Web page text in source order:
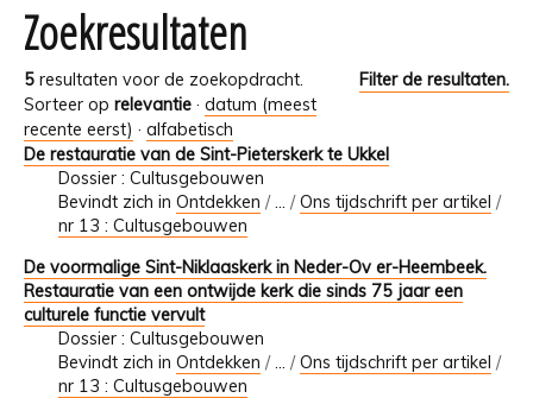
Zoekresultaten
5 resultaten voor de zoekopdracht.
Filter de resultaten.
Sorteer op relevantie · datum (meest
recente eerst) · alfabetisch
De restauratie van de Sint-Pieterskerk te Ukkel
Dossier : Cultusgebouwen
Bevindt zich in Ontdekken /… /Ons tijdschrift per artikel /
nr 13 : Cultusgebouwen
De voormalige Sint-Niklaaskerk in Neder-Ov er-Heembeek.
Restauratie van een ontwijde kerk die sinds 75 jaar een
culturele functie vervult
Dossier : Cultusgebouwen
Bevindt zich in Ontdekken /… /Ons tijdschrift per artikel /
nr 13 : Cultusgebouwen